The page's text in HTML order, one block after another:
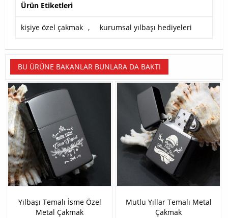
Ürün Etiketleri
kişiye özel çakmak , kurumsal yılbaşı hediyeleri
BU ÜRÜNE BAKANLAR BUNLARA DA BAKTI
Yılbaşı Temalı İsme Özel
Metal Çakmak
Mutlu Yıllar Temalı Metal
Çakmak